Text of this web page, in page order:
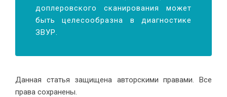
доплеровского сканирования может
быть целесообразна в диагностике
ЗВУР.
Данная статья защищена авторскими правами. Все
права сохранены.